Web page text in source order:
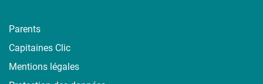
Parents
Capitaines Clic
Mentions légales